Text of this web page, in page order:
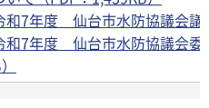
和7年度 仙台市水防協議会議
和7年度 仙台市水防協議会委